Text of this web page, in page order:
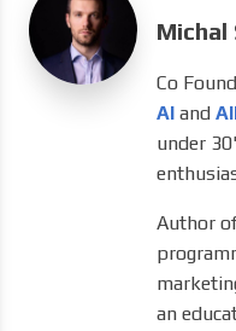
Michal
Co
AI and
under
Author
an